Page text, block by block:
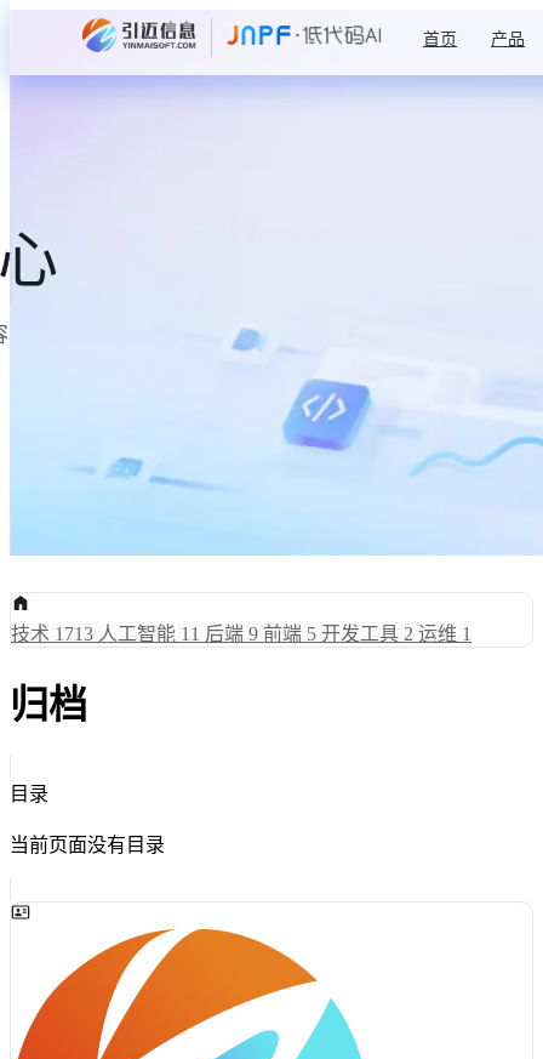
首页 产品
技术 1713 人工智能 11 后端 9 前端 5 开发工具 2 运维 1
归档
目录
当前页面没有目录